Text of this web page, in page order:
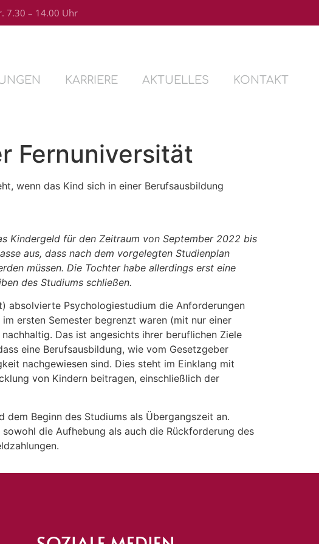
7.30 – 14.00 Uhr
KARRIERE AKTUELLES KONTAKT
Fernuniversität
wenn das Kind sich in einer Berufsausbildung
Kindergeld für den Zeitraum von September 2022 bis
aus, dass nach dem vorgelegten Studienplan
müssen. Die Tochter habe allerdings erst eine
des Studiums schließen.
absolvierte Psychologiestudium die Anforderungen
ersten Semester begrenzt waren (mit nur einer
Das ist angesichts ihrer beruflichen Ziele
eine Berufsausbildung, wie vom Gesetzgeber
nachgewiesen sind. Dies steht im Einklang mit
von Kindern beitragen, einschließlich der
Beginn des Studiums als Übergangszeit an.
die Aufhebung als auch die Rückforderung des